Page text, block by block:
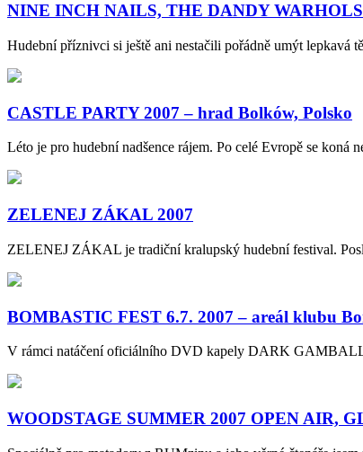
NINE INCH NAILS, THE DANDY
Hudební příznivci si ještě ani nestačili pořádně umýt
CASTLE PARTY 2007 – hrad Bolków, Polsko
Léto je pro hudební nadšence rájem. Po celé Evropě se koná
ZELENEJ ZÁKAL 2007
ZELENEJ ZÁKAL je tradiční kralupský hudební festival.
BOMBASTIC FEST 6.7. 2007 – areál klubu
V rámci natáčení oficiálního DVD kapely DARK
WOODSTAGE SUMMER 2007 OPEN AIR,